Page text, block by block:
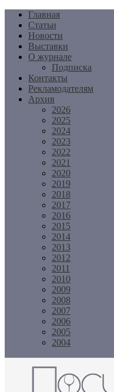
Перейти
содержимому
Главная
Статьи
Новости
Выставки
О журнале
Подписка
Контакты
Рекламодателям
Архив
2026
2025
2024
2023
2022
2021
2020
2019
2018
2017
2016
2015
2014
2013
2012
2011
2010
2009
2008
2007
2006
2005
2004